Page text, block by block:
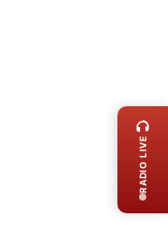
RADIO LIVE